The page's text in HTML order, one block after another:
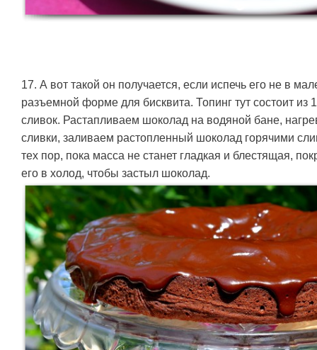
17. А вот такой он получается, если испечь его не в
разъемной форме для бисквита. Топинг тут состоит из
сливок. Растапливаем шоколад на водяной бане,
сливки, заливаем растопленный шоколад горячими
тех пор, пока масса не станет гладкая и блестящая,
его в холод, чтобы застыл шоколад.